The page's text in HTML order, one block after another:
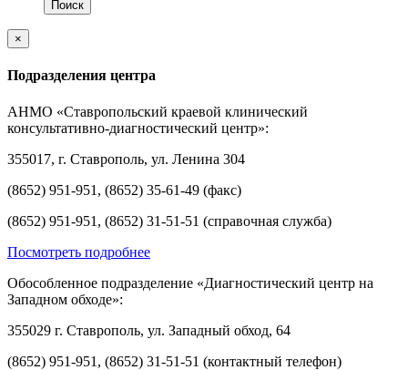
×
Подразделения центра
АНМО «Ставропольский краевой клинический
консультативно-диагностический центр»:
355017, г. Ставрополь, ул. Ленина 304
(8652) 951-951, (8652) 35-61-49 (факс)
(8652) 951-951, (8652) 31-51-51 (справочная служба)
Посмотреть подробнее
Обособленное подразделение «Диагностический центр на
Западном обходе»:
355029 г. Ставрополь, ул. Западный обход, 64
(8652) 951-951, (8652) 31-51-51 (контактный телефон)